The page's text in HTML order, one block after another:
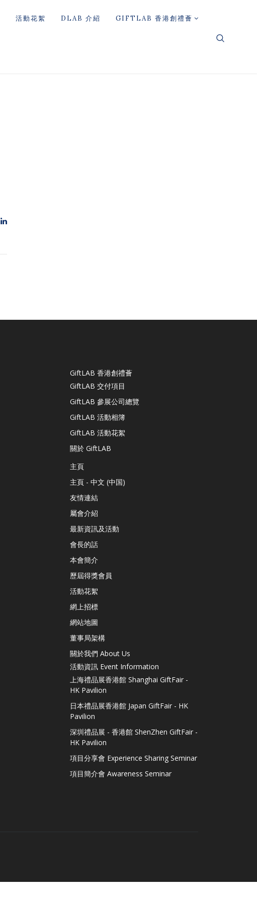
活動花絮 DLAB 介紹 GIFTLAB 香港創禮薈
GiftLAB 香港創禮薈
GiftLAB 交付項目
GiftLAB 參展公司總覽
GiftLAB 活動相簿
GiftLAB 活動花絮
關於 GiftLAB
主頁
主頁 - 中文 (中国)
友情連結
屬會介紹
最新資訊及活動
會長的話
本會簡介
歷屆得獎會員
活動花絮
網上招標
網站地圖
董事局架構
關於我們 About Us
活動資訊 Event Information
上海禮品展香港館 Shanghai GiftFair -
HK Pavilion
日本禮品展香港館 Japan GiftFair - HK
Pavilion
深圳禮品展 - 香港館 ShenZhen GiftFair -
HK Pavilion
項目分享會 Experience Sharing Seminar
項目簡介會 Awareness Seminar